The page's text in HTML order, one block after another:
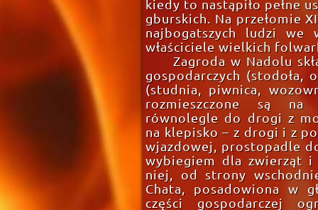
kiedy to nastąpiło pełne
gburskich. Na przełomie
najbogatszych ludzi
właściciele wielkich
Zagroda w Nadolu
gospodarczych (stodoła,
(studnia, piwnica,
rozmieszczone są na
równolegle do drogi z
na klepisko – z drogi i z
wjazdowej, prostopadle
wybiegiem dla zwierząt i
niej, od strony
Chata, posadowiona w
części gospodarczej